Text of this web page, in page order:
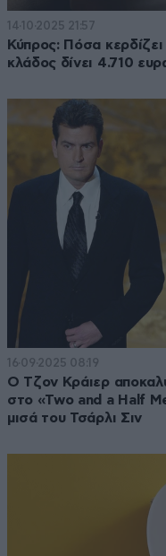
14·10·2025 21:57
Κύπρος: Πόσα
κλάδος δίνει 4.710
16·09·2025 08:19
Ο Τζον Κράιερ
στο «Two and a Half
μισά του Τσάρλι Σιν